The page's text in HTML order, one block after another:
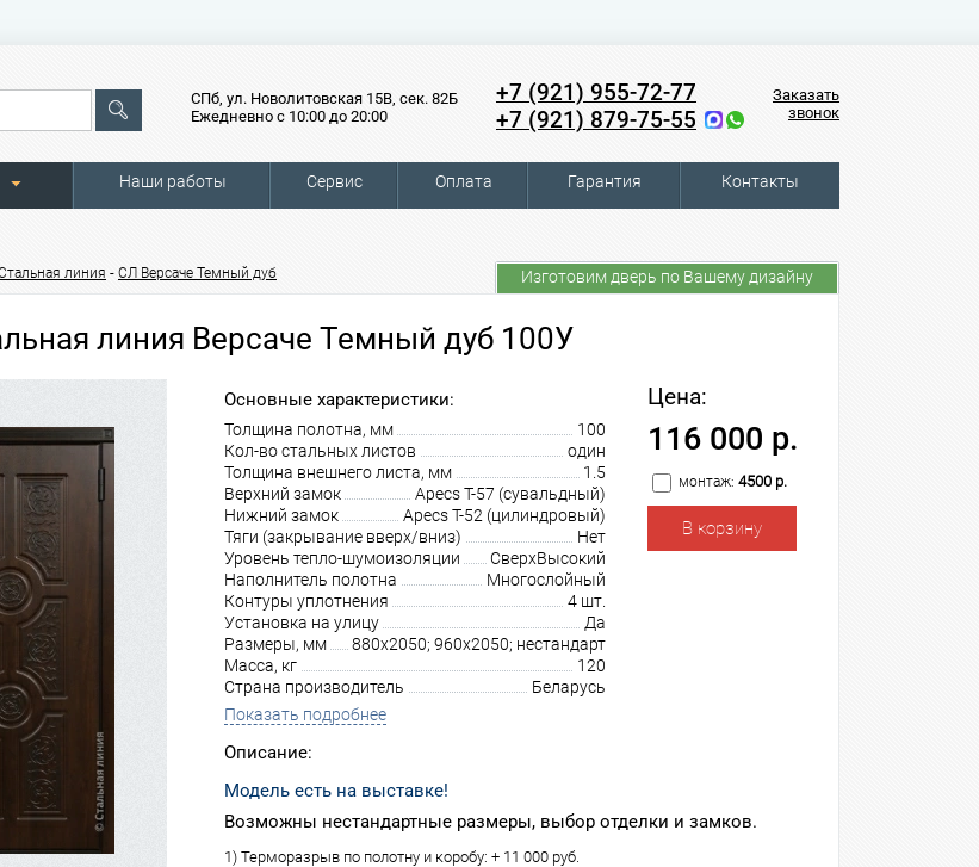
СПб, ул. Новолитовская 15В, сек. 82Б
Ежедневно с 10:00 до 20:00
+7 (921) 955-72-77
+7 (921) 879-75-55
Заказать
звонок
Наши работы Сервис Оплата Гарантия Контакты
линия - СЛ Версаче Темный дуб Изготовим дверь по Вашему дизайну
линия Версаче Темный дуб 100У
Основные характеристики:
Толщина полотна, мм
100
Кол-во стальных листов
один
Толщина внешнего листа, мм
1.5
Верхний замок
Apecs T-57 (сувальдный)
Нижний замок
Apecs T-52 (цилиндровый)
Тяги (закрывание вверх/вниз)
Нет
Уровень тепло-шумоизоляции
СверхВысокий
Наполнитель полотна
Многослойный
Контуры уплотнения
4 шт.
Установка на улицу
Да
Размеры, мм
880х2050; 960х2050; нестандарт
Масса, кг
120
Страна производитель
Беларусь
Показать подробнее
Цена:
116 000 р.
монтаж: 4500 р.
Описание:
Модель есть на выставке!
Возможны нестандартные размеры, выбор отделки и замков.
1) Терморазрыв по полотну и коробу: + 11 000 руб.